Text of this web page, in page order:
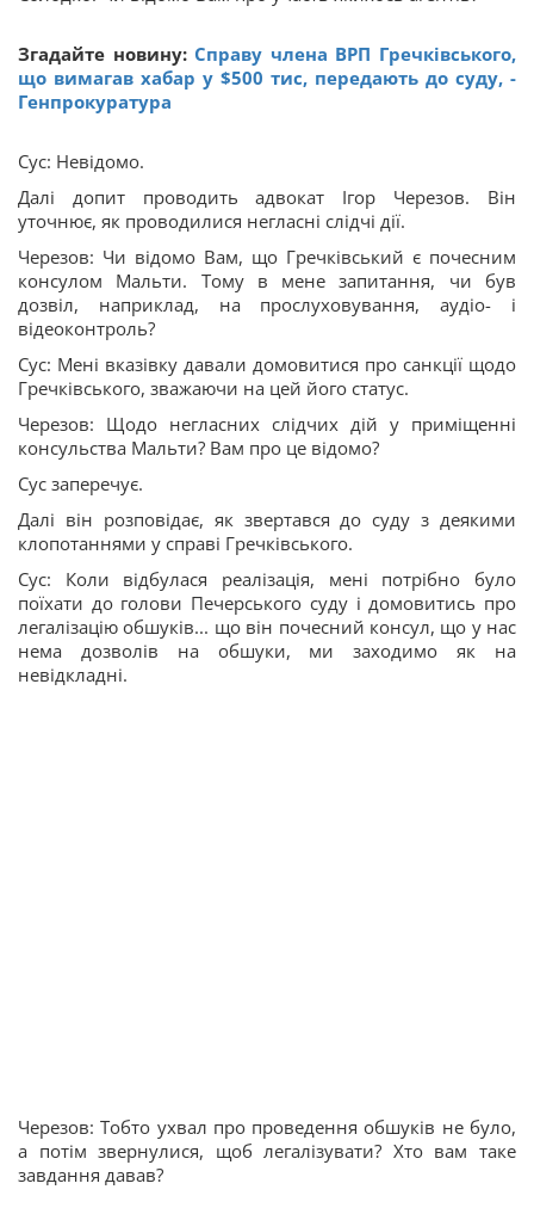
Згадайте новину: Справу члена ВРП Гречківського,
що вимагав хабар у $500 тис, передають до суду, -
Генпрокуратура
Сус: Невідомо.
Далі допит проводить адвокат Ігор Черезов. Він
уточнює, як проводилися негласні слідчі дії.
Черезов: Чи відомо Вам, що Гречківський є почесним
консулом Мальти. Тому в мене запитання, чи був
дозвіл, наприклад, на прослуховування, аудіо- і
відеоконтроль?
Сус: Мені вказівку давали домовитися про санкції щодо
Гречківського, зважаючи на цей його статус.
Черезов: Щодо негласних слідчих дій у приміщенні
консульства Мальти? Вам про це відомо?
Сус заперечує.
Далі він розповідає, як звертався до суду з деякими
клопотаннями у справі Гречківського.
Сус: Коли відбулася реалізація, мені потрібно було
поїхати до голови Печерського суду і домовитись про
легалізацію обшуків... що він почесний консул, що у нас
нема дозволів на обшуки, ми заходимо як на
невідкладні.
Черезов: Тобто ухвал про проведення обшуків не було,
а потім звернулися, щоб легалізувати? Хто вам таке
завдання давав?